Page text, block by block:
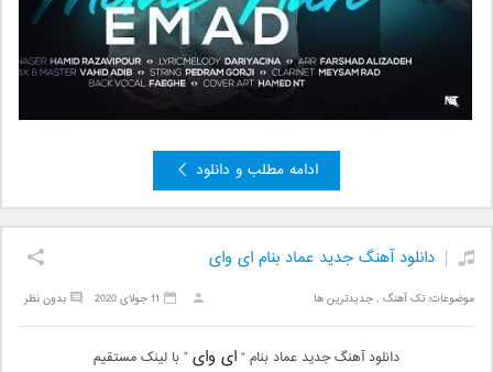
ادامه مطلب و دانلود
دانلود آهنگ جدید عماد بنام ای وای
موضوعات:تک آهنگ ,جدیدترین ها بدون نظر 11 جولای 2020
دانلود آهنگ جدید عماد بنام “ای وای” با لینک مستقیم